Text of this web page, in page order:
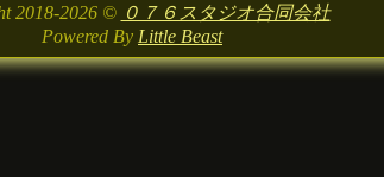
2018-2026 © ０７６スタジオ合同会社
Powered By Little Beast